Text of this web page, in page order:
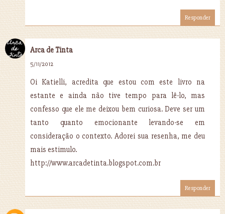
Responder
Arca de Tinta
5/11/2012
Oi Katielli, acredita que estou com este livro na
estante e ainda não tive tempo para lê-lo, mas
confesso que ele me deixou bem curiosa. Deve ser um
tanto quanto emocionante levando-se em
consideração o contexto. Adorei sua resenha, me deu
mais estimulo.
http://www.arcadetinta.blogspot.com.br
Responder